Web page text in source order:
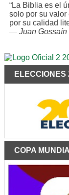
“La Biblia es el
solo por su valor
por su calidad
— Juan Gossaín
ELECCIONES
COPA